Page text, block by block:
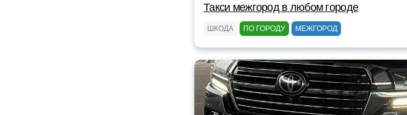
Такси межгород в любом городе
ШКОДА ПО ГОРОДУ МЕЖГОРОД